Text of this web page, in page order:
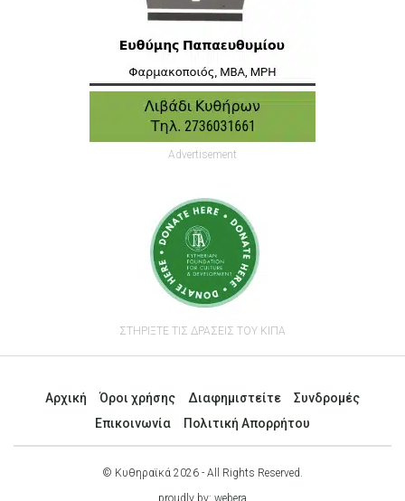
Advertisement
ΣΤΗΡΙΞΤΕ ΤΙΣ ΔΡΑΣΕΙΣ ΤΟΥ ΚΙΠΑ
Αρχική Όροι χρήσης Διαφημιστείτε
Συνδρομές
Επικοινωνία
Πολιτική Απορρήτου
© Κυθηραϊκά 2026 - All Rights Reserved.
proudly by: webera